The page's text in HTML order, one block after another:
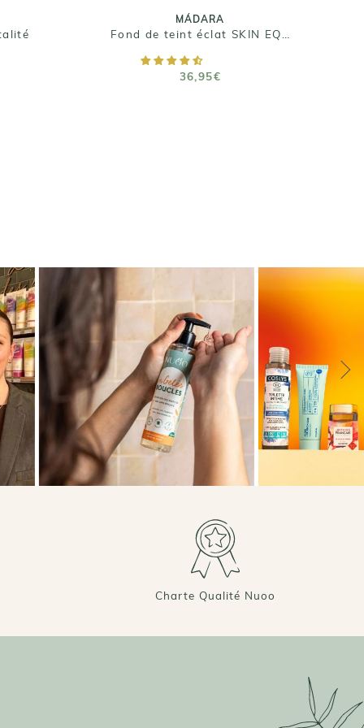
MÁDARA
36,95€
AJOUTER AU PANIER
Charte Qualité Nuoo